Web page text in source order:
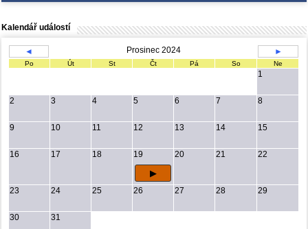
Kalendář událostí
◄ Prosinec 2024 ►
Po Út St Čt Pá So Ne
1
2 3 4 5 6 7 8
9 10 11 12 13 14 15
16 17 18 19 20 21 22
23 24 25 26 27 28 29
30 31